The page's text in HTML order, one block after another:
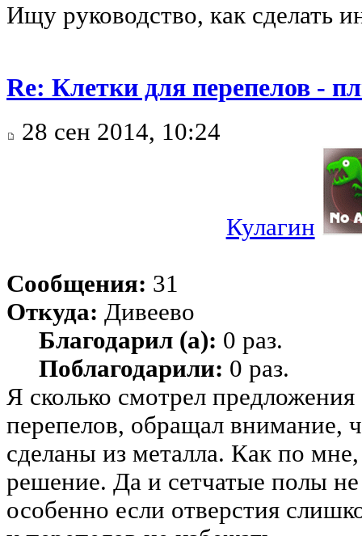
Ищу руководство, как сделать
Re: Клетки для перепелов -
28 сен 2014, 10:24
Кулагин
Сообщения: 31
Откуда: Дивеево
Благодарил (а): 0 раз.
Поблагодарили: 0 раз.
Я сколько смотрел
перепелов, обращал внимание,
сделаны из металла. Как по
решение. Да и сетчатые полы
особенно если отверстия